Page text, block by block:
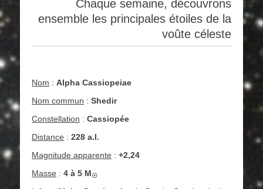
Chaque semaine, découvrons
ensemble les principales étoiles de la
voûte céleste
Nom : Alpha Cassiopeiae
Nom commun : Shedir
Constellation : Cassiopée
Distance : 228 a.l.
Magnitude apparente : +2,24
Masse : 4 à 5 M☉